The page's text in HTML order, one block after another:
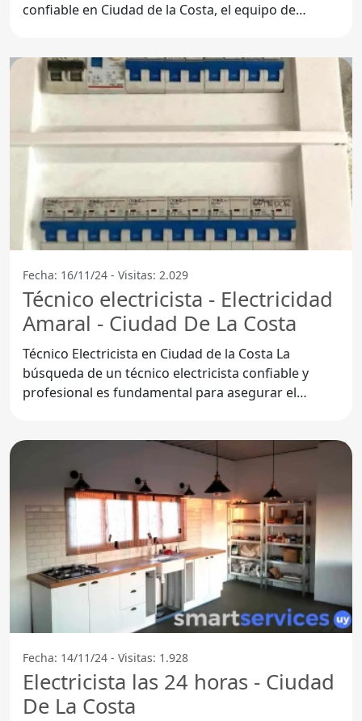
confiable en Ciudad de la Costa, el equipo de
Fecha: 16/11/24 - Visitas: 2.029
Técnico electricista - Electricidad
Amaral - Ciudad De La Costa
Técnico Electricista en Ciudad de la Costa La
búsqueda de un técnico electricista confiable y
profesional es fundamental para asegurar el
Fecha: 14/11/24 - Visitas: 1.928
Electricista las 24 horas - Ciudad
De La Costa